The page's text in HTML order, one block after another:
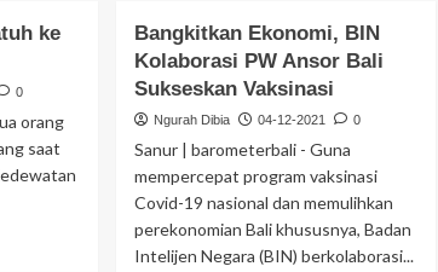
ke
0
orang
saat
Bangkitkan Ekonomi, BIN
Kolaborasi PW Ansor Bali
Sukseskan Vaksinasi
Ngurah Dibia 04-12-2021 0
Sanur | barometerbali - Guna
mempercepat program vaksinasi
Covid-19 nasional dan memulihkan
perekonomian Bali khususnya, Badan
Intelijen Negara (BIN) berkolaborasi...